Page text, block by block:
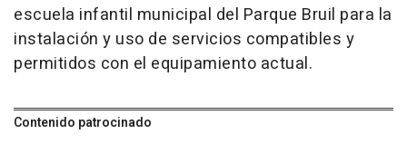
escuela infantil municipal del Parque Bruil para la
instalación y uso de servicios compatibles y
permitidos con el equipamiento actual.
Contenido patrocinado